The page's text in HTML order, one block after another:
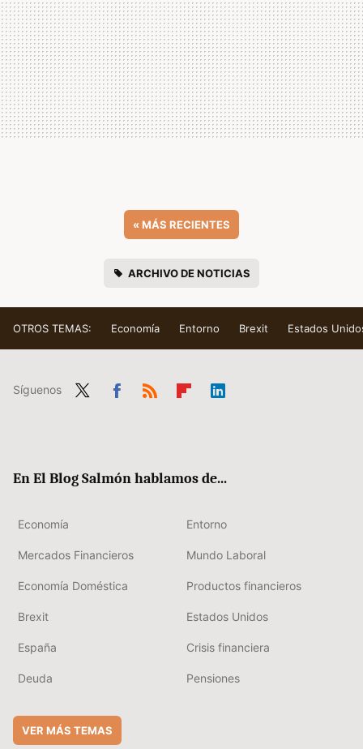
«MÁS RECIENTES
ARCHIVO DE NOTICIAS
OTROS TEMAS: Economía Entorno Brexit Estados
Síguenos
En El Blog Salmón hablamos de...
Economía Entorno
Mercados Financieros Mundo Laboral
Economía Doméstica Productos financieros
Brexit Estados Unidos
España Crisis financiera
Deuda Pensiones
VER MÁS TEMAS